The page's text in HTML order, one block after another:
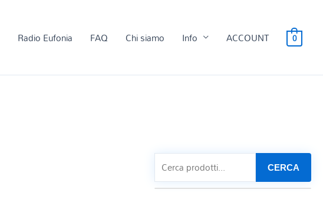
Radio Eufonia FAQ Chi siamo Info ACCOUNT 0
CERCA